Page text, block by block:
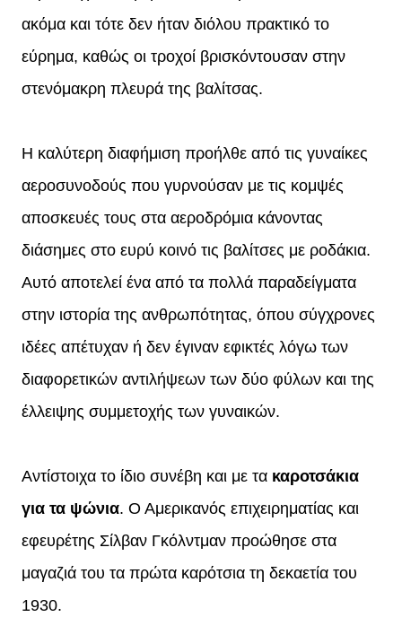
ακόμα και τότε δεν ήταν διόλου πρακτικό το
εύρημα, καθώς οι τροχοί βρισκόντουσαν στην
στενόμακρη πλευρά της βαλίτσας.
Η καλύτερη διαφήμιση προήλθε από τις γυναίκες
αεροσυνοδούς που γυρνούσαν με τις κομψές
αποσκευές τους στα αεροδρόμια κάνοντας
διάσημες στο ευρύ κοινό τις βαλίτσες με ροδάκια.
Αυτό αποτελεί ένα από τα πολλά παραδείγματα
στην ιστορία της ανθρωπότητας, όπου σύγχρονες
ιδέες απέτυχαν ή δεν έγιναν εφικτές λόγω των
διαφορετικών αντιλήψεων των δύο φύλων και της
έλλειψης συμμετοχής των γυναικών.
Αντίστοιχα το ίδιο συνέβη και με τα καροτσάκια
για τα ψώνια. Ο Αμερικανός επιχειρηματίας και
εφευρέτης Σίλβαν Γκόλντμαν προώθησε στα
μαγαζιά του τα πρώτα καρότσια τη δεκαετία του
1930.